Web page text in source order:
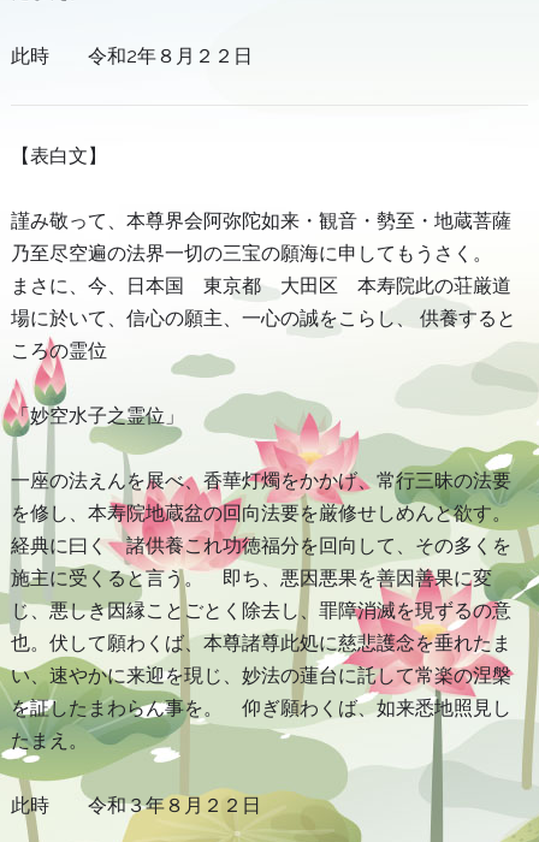
此時 令和2年８月２２日
【表白文】
謹み敬って、本尊界会阿弥陀如来・観音・勢至・地蔵菩薩
乃至尽空遍の法界一切の三宝の願海に申してもうさく。
まさに、今、日本国 東京都 大田区 本寿院此の荘厳道
場に於いて、信心の願主、一心の誠をこらし、 供養すると
ころの霊位
「妙空水子之霊位」
一座の法えんを展べ、香華灯燭をかかげ、常行三昧の法要
を修し、本寿院地蔵盆の回向法要を厳修せしめんと欲す。
経典に曰く 諸供養これ功徳福分を回向して、その多くを
施主に受くると言う。 即ち、悪因悪果を善因善果に変
じ、悪しき因縁ことごとく除去し、罪障消滅を現ずるの意
也。伏して願わくば、本尊諸尊此処に慈悲護念を垂れたま
い、速やかに来迎を現じ、妙法の蓮台に託して常楽の涅槃
を証したまわらん事を。 仰ぎ願わくば、如来悉地照見し
たまえ。
此時 令和３年８月２２日